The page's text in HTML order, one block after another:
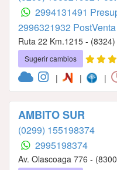
2994131491
2996321932 PostVenta
Ruta 22 Km.1215 -
Sugerir cambios
| | |
AMBITO SUR
(0299) 155198374
2995198374
Av. Olascoaga 776 -